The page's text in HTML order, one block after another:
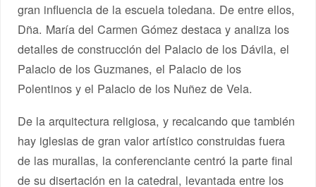
gran influencia de la escuela toledana. De entre ellos,
Dña. María del Carmen Gómez destaca y analiza los
detalles de construcción del Palacio de los Dávila, el
Palacio de los Guzmanes, el Palacio de los
Polentinos y el Palacio de los Nuñez de Vela.
De la arquitectura religiosa, y recalcando que también
hay iglesias de gran valor artístico construidas fuera
de las murallas, la conferenciante centró la parte final
de su disertación en la catedral, levantada entre los